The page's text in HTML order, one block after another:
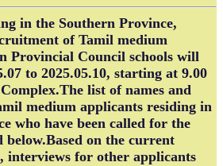
in the Southern Province,
of Tamil medium
Provincial Council schools will
to 2025.05.10, starting at 9.00
list of names and
medium applicants residing in
who have been called for the
on the current
interviews for other applicants